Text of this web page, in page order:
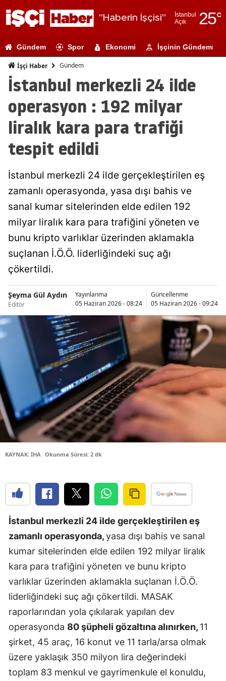
"Haberin İşçisi"
İstanbul
Açık
25°
Adıyaman
Ağrı
Artvin
Aydın
Bilecik
Bolu
Burdur
Bursa
Çanakkale
Çankırı
Çorum
Diyarbakır
Elazığ
Erzincan
Erzurum
Eskişehir
Gaziantep
Giresun
Hakkari
Isparta
Gündem Spor Ekonomi İşçinin Gündemi
İşçi Haber Gündem
İstanbul merkezli 24 ilde
operasyon : 192 milyar
liralık kara para trafiği
tespit edildi
İstanbul merkezli 24 ilde gerçekleştirilen eş
zamanlı operasyonda, yasa dışı bahis ve
sanal kumar sitelerinden elde edilen 192
milyar liralık kara para trafiğini yöneten ve
bunu kripto varlıklar üzerinden aklamakla
suçlanan İ.Ö.Ö. liderliğindeki suç ağı
çökertildi.
Şeyma Gül Aydın
Editör
Yayınlanma
05 Haziran 2026 - 08:24
Güncellenme
05 Haziran 2026 - 09:24
KAYNAK: İHA Okunma Süresi: 2 dk
İstanbul merkezli 24 ilde gerçekleştirilen eş
zamanlı operasyonda,yasa dışı bahis ve sanal
kumar sitelerinden elde edilen 192 milyar liralık
kara para trafiğini yöneten ve bunu kripto
varlıklar üzerinden aklamakla suçlanan İ.Ö.Ö.
liderliğindeki suç ağı çökertildi. MASAK
raporlarından yola çıkılarak yapılan dev
operasyonda 80 şüpheli gözaltına alınırken, 11
şirket, 45 araç, 16 konut ve 11 tarla/arsa olmak
üzere yaklaşık 350 milyon lira değerindeki
toplam 83 menkul ve gayrimenkule el konuldu,